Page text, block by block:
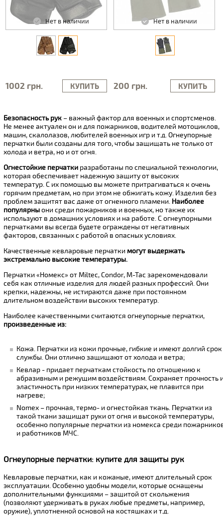
Нет в наличии
1002 грн. КУПИТЬ
Нет в наличии
200 грн. КУПИТЬ
Безопасность рук – важный фактор для военных и спортсменов.
Не менее актуален он и для пожарников, водителей мотоциклов,
машин, скалолазов, любителей военных игр и т.д. Огнеупорные
перчатки были созданы для того, чтобы защищать не только от
холода и ветра, но и от огня.
Огнестойкие перчатки разработаны по специальной технологии,
которая обеспечивает надежную защиту от высоких
температур. С их помощью вы можете притрагиваться к очень
горячим предметам, но при этом не обжигать кожу. Изделия без
проблем защитят вас даже от огненного пламени. Наиболее
популярныони среди пожарников и военных, но также их
используют в домашних условиях и на работе. С огнеупорными
перчатками вы всегда будете ограждены от негативных
факторов, связанных с работой в опасных условиях.
Качественные кевларовые перчатки могут выдержать
экстремально высокие температуры.
Перчатки «Номекс» от Miltec, Condor, M-Tac зарекомендовали
себя как отличные изделия для людей разных профессий. Они
крепки, надежны, не истираются даже при постоянном
длительном воздействии высоких температур.
Наиболее качественными считаются огнеупорные перчатки,
произведенные из:
Кожа. Перчатки из кожи прочные, гибкие и имеют долгий срок
службы. Они отлично защищают от холода и ветра;
Кевлар - придает перчаткам стойкость по отношению к
абразивным и режущим воздействиям. Сохраняет прочность
эластичность при низких температурах, не плавится при
нагреве;
Nomex – прочная, термо- и огнестойкая ткань. Перчатки из
такой ткани защищат руки от огня и высокой температуры,
особенно популярные перчатки из номекса среди
и работников МЧС.
Огнеупорные перчатки: купите для защиты рук
Кевларовые перчатки, как и кожаные, имеют длительный срок
эксплуатации. Особенно удобны модели, которые оснащены
дополнительными функциями – защитой от скольжения
(позволяют удерживать в руках любые предметы, например,
оружие), уплотненной основой на костяшках и т.д.